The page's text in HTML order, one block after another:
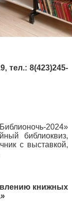
тел.: 8(423)245-
2024»
библиоквиз,
с выставкой,
книжных